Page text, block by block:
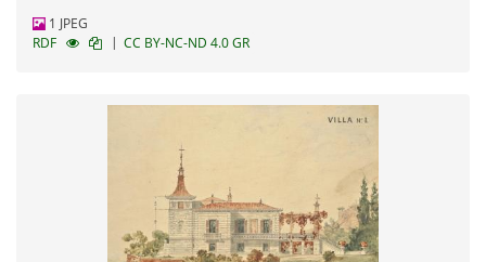
1 JPEG
RDF
| CC BY-NC-ND 4.0 GR